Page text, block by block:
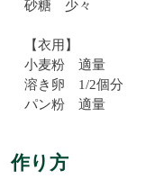
砂糖 少々
【衣用】
小麦粉 適量
溶き卵 1/2個分
パン粉 適量
作り方